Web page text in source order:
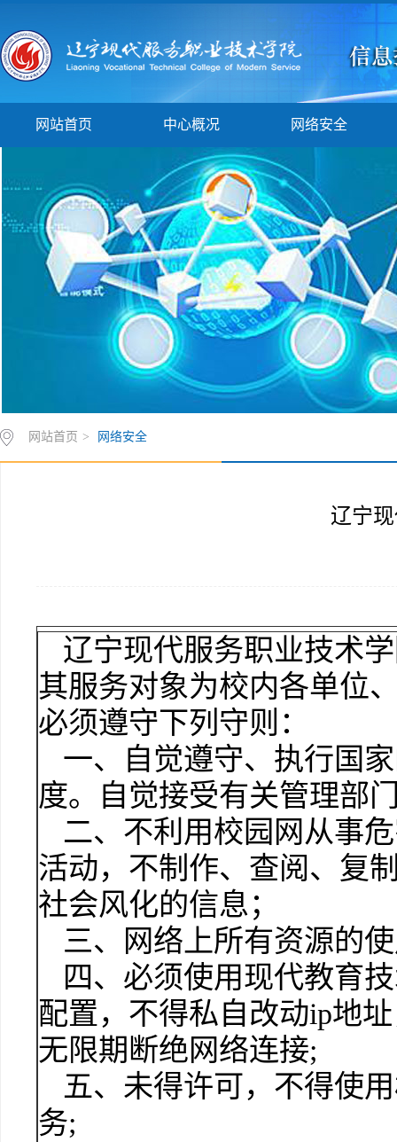
网站首页 中心概况 网络安全
网站首页 > 网络安全
辽宁
辽宁现代服务职业技术
其服务对象为校内各单位
必须遵守下列守则：
一、自觉遵守、执行国
度。自觉接受有关管理部
二、不利用校园网从事
活动，不制作、查阅、复
社会风化的信息；
三、网络上所有资源的
四、必须使用现代教育
配置，不得私自改动ip地
无限期断绝网络连接;
五、未得许可，不得使
务;